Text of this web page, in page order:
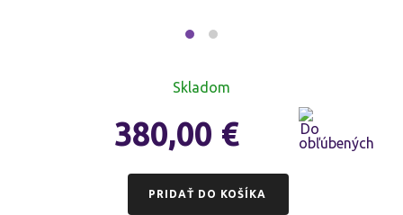
Skladom
380,00 €
PRIDAŤ DO KOŠÍKA